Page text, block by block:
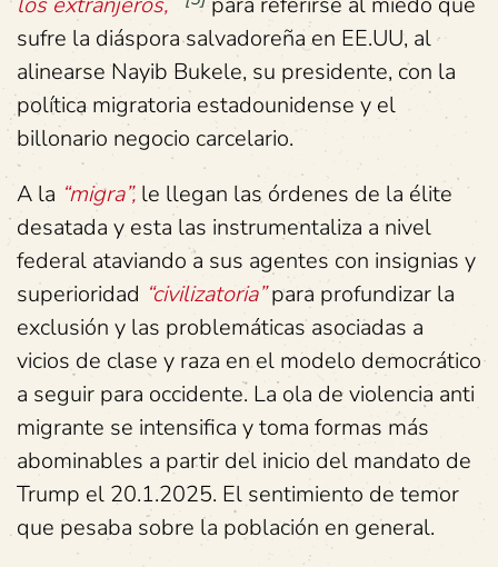
sufre la diáspora salvadoreña en EE.UU, al
alinearse Nayib Bukele, su presidente, con la
política migratoria estadounidense y el
billonario negocio carcelario.
A la “migra”, le llegan las órdenes de la élite
desatada y esta las instrumentaliza a nivel
federal ataviando a sus agentes con insignias y
superioridad “civilizatoria”para profundizar la
exclusión y las problemáticas asociadas a
vicios de clase y raza en el modelo democrático
a seguir para occidente. La ola de violencia anti
migrante se intensifica y toma formas más
abominables a partir del inicio del mandato de
Trump el 20.1.2025. El sentimiento de temor
que pesaba sobre la población en general.